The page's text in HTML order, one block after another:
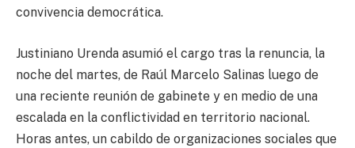
convivencia democrática.
Justiniano Urenda asumió el cargo tras la renuncia, la
noche del martes, de Raúl Marcelo Salinas luego de
una reciente reunión de gabinete y en medio de una
escalada en la conflictividad en territorio nacional.
Horas antes, un cabildo de organizaciones sociales que